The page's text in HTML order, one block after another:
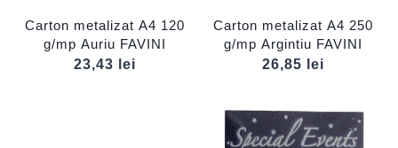
Carton metalizat A4 120
g/mp Auriu FAVINI
23,43
lei
Carton metalizat A4 250
g/mp Argintiu FAVINI
26,85
lei